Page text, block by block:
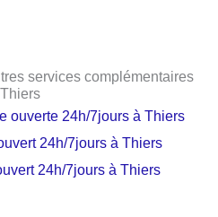
services complémentaires
ouverte 24h/7jours à Thiers
24h/7jours à Thiers
24h/7jours à Thiers